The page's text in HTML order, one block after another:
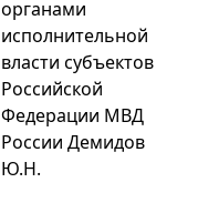
органами
исполнительной
власти субъектов
Российской
Федерации МВД
России Демидов
Ю.Н.